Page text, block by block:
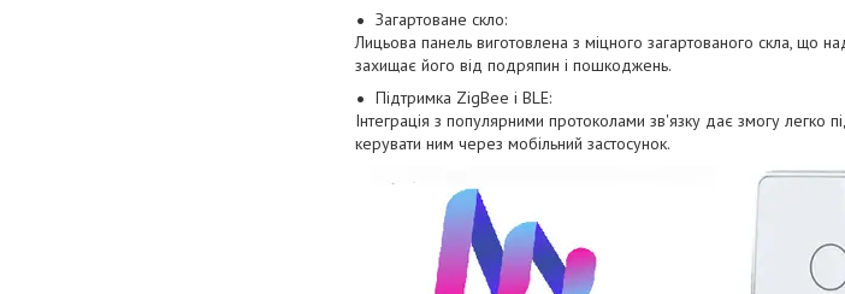
Загартоване скло:
Лицьова панель виготовлена з міцного загартованого скла, що
захищає його від подряпин і пошкоджень.
Підтримка ZigBee і BLE:
Інтеграція з популярними протоколами зв'язку дає змогу
керувати ним через мобільний застосунок.